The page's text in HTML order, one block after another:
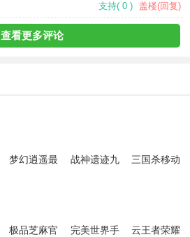
支持( 0 ) 盖楼(回复)
查看更多评论
梦幻逍遥最
战神遗迹九
三国杀移动
极品芝麻官
完美世界手
云王者荣耀